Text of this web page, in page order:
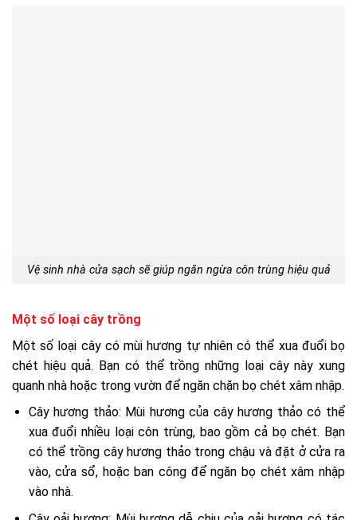
Vệ sinh nhà cửa sạch sẽ giúp ngăn ngừa côn trùng hiệu quả
Một số loại cây trồng
Một số loại cây có mùi hương tự nhiên có thể xua đuổi bọ
chét hiệu quả. Bạn có thể trồng những loại cây này xung
quanh nhà hoặc trong vườn để ngăn chặn bọ chét xâm nhập.
Cây hương thảo: Mùi hương của cây hương thảo có thể
xua đuổi nhiều loại côn trùng, bao gồm cả bọ chét. Bạn
có thể trồng cây hương thảo trong chậu và đặt ở cửa ra
vào, cửa sổ, hoặc ban công để ngăn bọ chét xâm nhập
vào nhà.